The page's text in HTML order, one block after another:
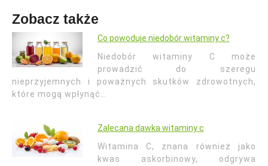
Zobacz także
Co powoduje niedobór witaminy c?
Niedobór witaminy C może
prowadzić do szeregu
nieprzyjemnych i poważnych skutków zdrowotnych,
które mogą wpłynąć…
Zalecana dawka witaminy c
Witamina C, znana również jako
kwas askorbinowy, odgrywa